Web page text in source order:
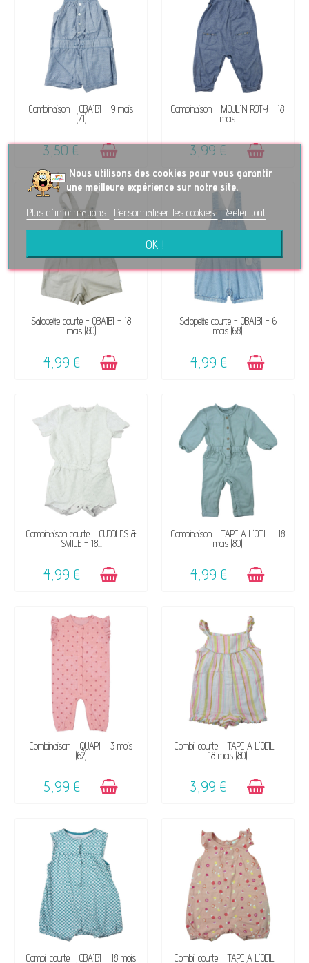
DISPONIBLE
Combinaison - OBAÏBI - 9 mois
(71)
3,50 €
DISPONIBLE
Combinaison - MOULIN ROTY - 18
mois
3,99 €
DISPONIBLE
Salopette courte - OBAÏBI - 18
mois (80)
4,99 €
DISPONIBLE
Salopette courte - OBAÏBI - 6
mois (68)
4,99 €
DISPONIBLE
Combinaison courte - CUDDLES &
SMILE - 18...
4,99 €
DISPONIBLE
Combinaison - TAPE A L'OEIL - 18
mois (80)
4,99 €
DISPONIBLE
Combinaison - QUAPI - 3 mois
(62)
5,99 €
DISPONIBLE
Combi-courte - TAPE A L'OEIL -
18 mois (80)
3,99 €
DISPONIBLE
Combi-courte - OBAÏBI - 18 mois
DISPONIBLE
Combi-courte - TAPE A L'OEIL -
Nous utilisons des cookies pour vous garantir
une meilleure expérience sur notre site.
Plus d'informations
Personnaliser les cookies Rejeter tout
OK !